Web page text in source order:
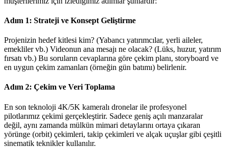
Adım 1: Strateji ve Konsept Geliştirme
Projenizin hedef kitlesi kim? (Yabancı yatırımcılar, yerli aileler,
emekliler vb.) Videonun ana mesajı ne olacak? (Lüks, huzur, yatırım
fırsatı vb.) Bu soruların cevaplarına göre çekim planı, storyboard ve
en uygun çekim zamanları (örneğin gün batımı) belirlenir.
Adım 2: Çekim ve Veri Toplama
En son teknoloji 4K/5K kameralı dronelar ile profesyonel
pilotlarımız çekimi gerçekleştirir. Sadece geniş açılı manzaralar
değil, aynı zamanda mülkün mimari detaylarını ortaya çıkaran
yörünge (orbit) çekimleri, takip çekimleri ve alçak uçuşlar gibi çeşitli
sinematik teknikler kullanılır.